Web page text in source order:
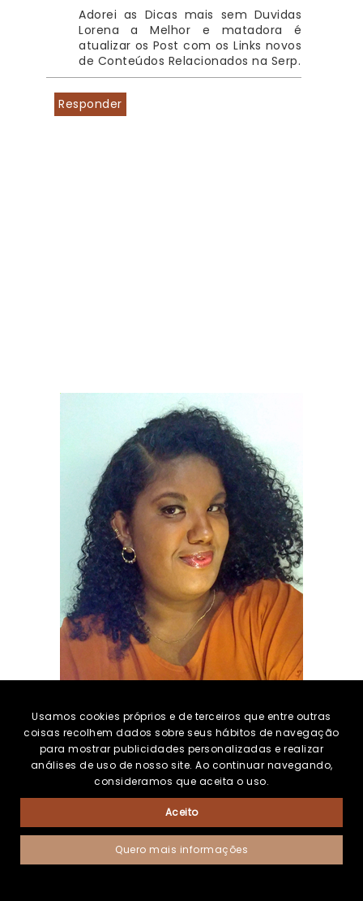
Adorei as Dicas mais sem Duvidas
Lorena a Melhor e matadora é
atualizar os Post com os Links novos
de Conteúdos Relacionados na Serp.
Responder
Sou a Lorena, a designer e criadora de conteúdo
deste blog. Minha missão é fornecer aos
criadores de produtos digitais as ferramentas de
design necessárias para criar, divulgar, vender e
expandir seu negócio online.
Usamos cookies próprios e de terceiros que entre outras
coisas recolhem dados sobre seus hábitos de navegação
para mostrar publicidades personalizadas e realizar
análises de uso de nosso site. Ao continuar navegando,
consideramos que aceita o uso.
Aceito
Quero mais informações